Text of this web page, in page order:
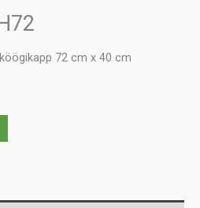
72 cm x 40 cm